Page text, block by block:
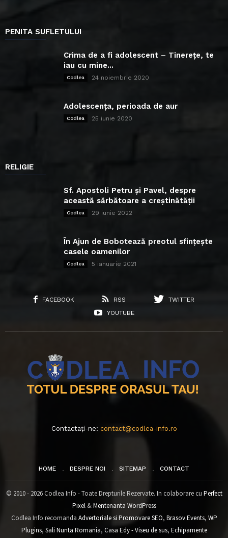
PENITA SUFLETULUI
Crima de a fi adolescent – Tinerețe, te
iau cu mine...
Codlea 24 noiembrie 2020
Adolescența, perioada de aur
Codlea 25 iunie 2020
RELIGIE
Sf. Apostoli Petru și Pavel, despre
această sărbătoare a creștinătății
Codlea 29 iunie 2022
În Ajun de Bobotează preotul sfințește
casele oamenilor
Codlea 5 ianuarie 2021
FACEBOOK RSS
TWITTER
YOUTUBE
Contactați-ne: contact@codlea-info.ro
HOME DESPRE NOI SITEMAP CONTACT
© 2010 - 2026 Codlea Info - Toate Drepturile Rezervate. In colaborare cu Perfect
Pixel&Mentenanta WordPress
Codlea Info recomanda Advertoriale si Promovare SEO, Brasov Events, WP
Plugins, Sali Nunta Romania, Casa Edy - Viseu de sus, Echipamente